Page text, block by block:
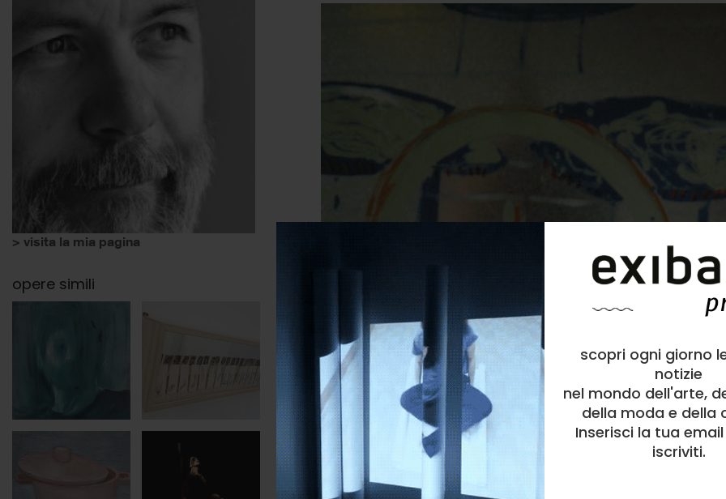
scopri ogni giorno
notizie
nel mondo dell'arte,
della moda e della
Inserisci la tua
iscriviti.
> visita la mia pagina
opere simili